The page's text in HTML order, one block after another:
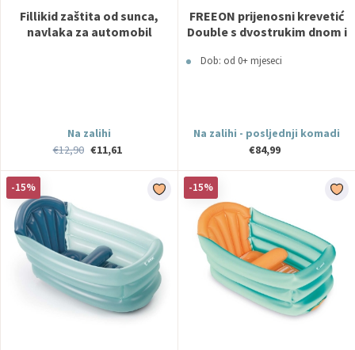
Fillikid zaštita od sunca,
navlaka za automobil
Na zalihi
€12,90 €11,61
FREEON prijenosni krevetić
Double s dvostrukim dnom i
Dob: od 0+ mjeseci
Na zalihi - posljednji komadi
€84,99
-15% -15%